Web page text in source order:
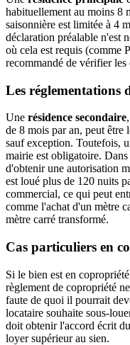
habituellement au moins 8
saisonnière est limitée à 4
déclaration préalable n'est
où cela est requis (comme
recommandé de vérifier les
Les réglementations
Une résidence secondaire
de 8 mois par an, peut être
sauf exception. Toutefois,
mairie est obligatoire.
d'obtenir une autorisation
est loué plus de 120 nuits
commercial, ce qui peut
comme l'achat d'un mètre
mètre carré transformé.
Cas particuliers en
Si le bien est en
règlement de copropriété
faute de quoi il pourrait
locataire souhaite sous-
doit obtenir l'accord écrit
loyer supérieur au sien.